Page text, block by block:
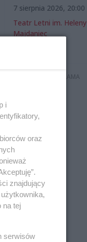
7 sierpnia 2026, 20:00
Teatr Letni im. Heleny
Majdaniec
i
oraz
znajdujący
na tej
serwisów